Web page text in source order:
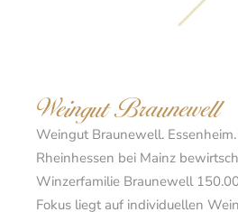
Weingut Braunewell
Weingut Braunewell.
Rheinhessen bei Mainz
Winzerfamilie Braunewell
Fokus liegt auf individuellen